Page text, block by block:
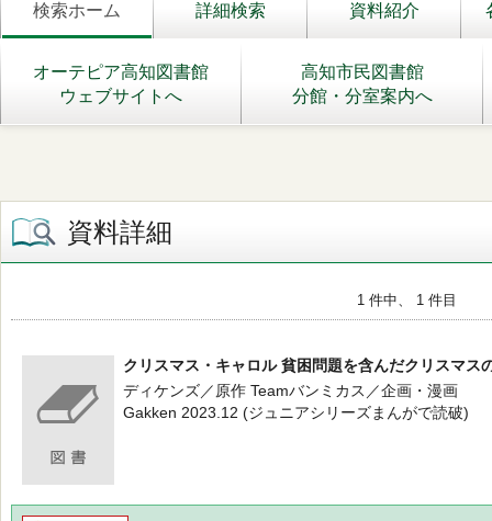
検索ホーム 詳細検索 資料紹介
オーテピア高知図書館
ウェブサイトへ
高知市民図書館
分館・分室案内へ
資料詳細
1 件中、 1 件目
クリスマス・キャロル 貧困問題を含んだクリスマス
ディケンズ／原作 Teamバンミカス／企画・漫画
Gakken 2023.12 (ジュニアシリーズまんがで読破)